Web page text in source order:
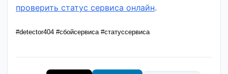
проверить статус сервиса онлайн.
#detector404 #сбойсервиса #статуссервиса